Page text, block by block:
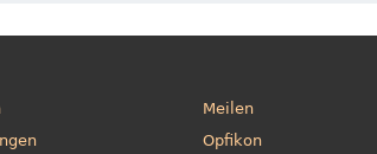
Meilen
Opfikon